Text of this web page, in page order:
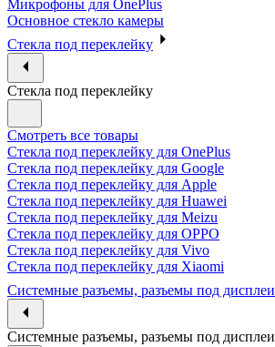
Микрофоны для OnePlus
Основное стекло камеры
Стекла под переклейку
Стекла под переклейку
Смотреть все товары
Стекла под переклейку для OnePlus
Стекла под переклейку для Google
Стекла под переклейку для Apple
Стекла под переклейку для Huawei
Стекла под переклейку для Meizu
Стекла под переклейку для OPPO
Стекла под переклейку для Vivo
Стекла под переклейку для Xiaomi
Системные разъемы, разъемы под дисплеи
Системные разъемы, разъемы под дисплеи